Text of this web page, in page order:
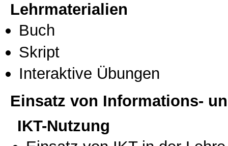
Lehrmaterialien
Buch
Skript
Interaktive Übungen
Einsatz von Informations-
IKT-Nutzung